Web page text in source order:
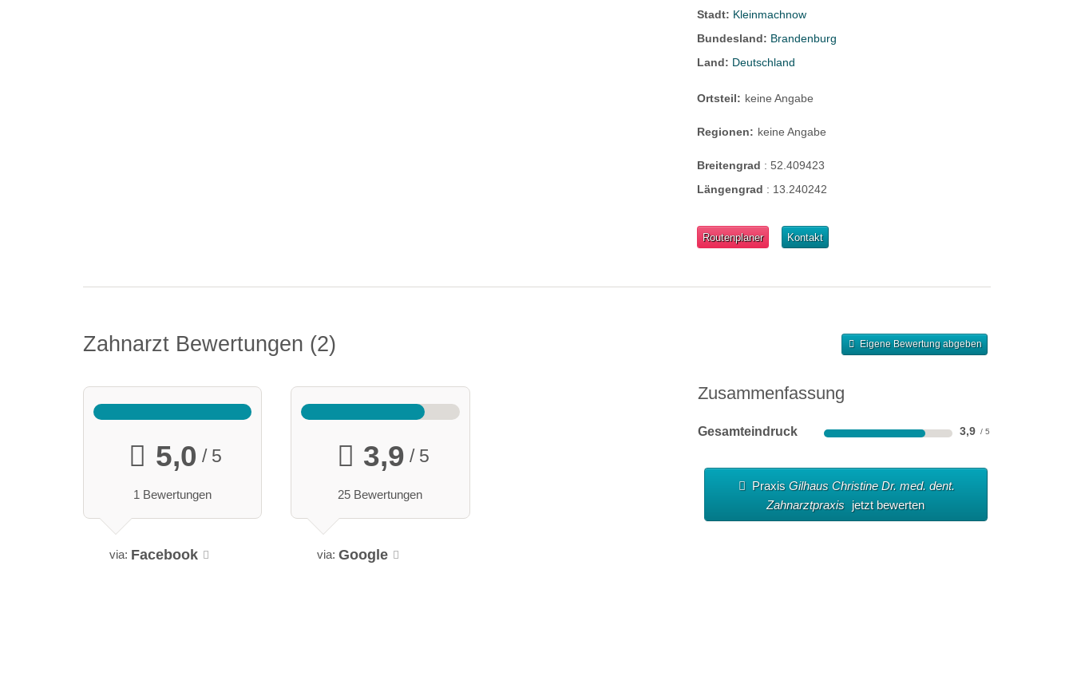
Stadt: Kleinmachnow
Bundesland: Brandenburg
Land: Deutschland
Ortsteil: keine Angabe
Regionen: keine Angabe
Breitengrad :52.409423
Längengrad : 13.240242
Routenplaner Kontakt
Zahnarzt Bewertungen 2 Eigene Bewertung abgeben
Zusammenfassung
Gesamteindruck 3,9
PraxisGilhaus Christine Dr. med. dent.
Zahnarztpraxis jetzt bewerten
5,0 / 5
1 Bewertungen
via: Facebook
3,9 / 5
25 Bewertungen
via: Google